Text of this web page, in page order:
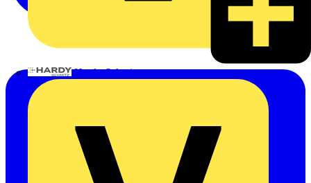
Hardy Schmitz